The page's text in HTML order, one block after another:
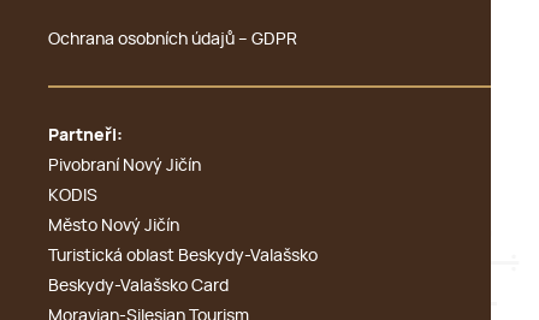
Ochrana osobních údajů – GDPR
Partneři:
Pivobraní Nový Jičín
KODIS
Město Nový Jičín
Turistická oblast Beskydy-Valašsko
Beskydy-Valašsko Card
Moravian-Silesian Tourism